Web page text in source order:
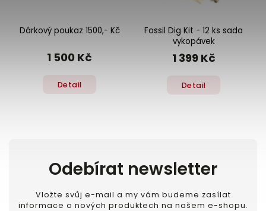
Dárkový poukaz 1500,- Kč
1 500 Kč
Detail
Fossil Dig Kit - 12 ks sada
vykopávek
1 399 Kč
Detail
Odebírat newsletter
Vložte svůj e-mail a my vám budeme zasílat
informace o nových produktech na našem e-shopu.